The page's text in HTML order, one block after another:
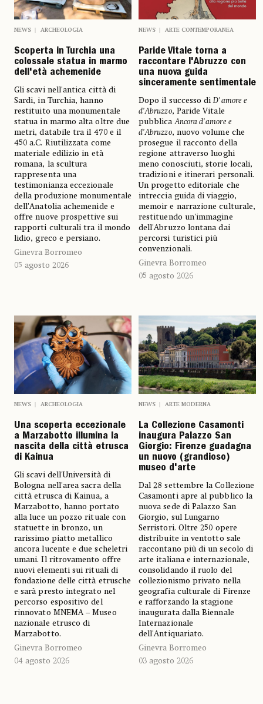
NEWS ARCHEOLOGIA
Scoperta in Turchia una
colossale statua in marmo
dell'età achemenide
Gli scavi nell'antica città di
Sardi, in Turchia, hanno
restituito una monumentale
statua in marmo alta oltre due
metri, databile tra il 470 e il
450 a.C. Riutilizzata come
materiale edilizio in età
romana, la scultura
rappresenta una
testimonianza eccezionale
della produzione monumentale
dell'Anatolia achemenide e
offre nuove prospettive sui
rapporti culturali tra il mondo
lidio, greco e persiano.
Ginevra Borromeo
05 agosto 2026
NEWS ARTE CONTEMPORANEA
Paride Vitale torna a
raccontare l'Abruzzo con
una nuova guida
sinceramente sentimentale
Dopo il successo di D'amore e
d'Abruzzo, Paride Vitale
pubblica Ancora d'amore e
d'Abruzzo, nuovo volume che
prosegue il racconto della
regione attraverso luoghi
meno conosciuti, storie locali,
tradizioni e itinerari personali.
Un progetto editoriale che
intreccia guida di viaggio,
memoir e narrazione culturale,
restituendo un'immagine
dell'Abruzzo lontana dai
percorsi turistici più
convenzionali.
Ginevra Borromeo
05 agosto 2026
NEWS ARCHEOLOGIA
Una scoperta eccezionale
a Marzabotto illumina la
nascita della città etrusca
di Kainua
Gli scavi dell'Università di
Bologna nell'area sacra della
città etrusca di Kainua, a
Marzabotto, hanno portato
alla luce un pozzo rituale con
statuette in bronzo, un
rarissimo piatto metallico
ancora lucente e due scheletri
umani. Il ritrovamento offre
nuovi elementi sui rituali di
fondazione delle città etrusche
e sarà presto integrato nel
percorso espositivo del
rinnovato MNEMA – Museo
nazionale etrusco di
Marzabotto.
Ginevra Borromeo
04 agosto 2026
NEWS ARTE MODERNA
La Collezione Casamonti
inaugura Palazzo San
Giorgio: Firenze guadagna
un nuovo (grandioso)
museo d'arte
Dal 28 settembre la Collezione
Casamonti apre al pubblico la
nuova sede di Palazzo San
Giorgio, sul Lungarno
Serristori. Oltre 250 opere
distribuite in ventotto sale
raccontano più di un secolo di
arte italiana e internazionale,
consolidando il ruolo del
collezionismo privato nella
geografia culturale di Firenze
e rafforzando la stagione
inaugurata dalla Biennale
Internazionale
dell'Antiquariato.
Ginevra Borromeo
03 agosto 2026